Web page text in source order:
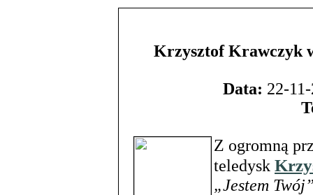
Krzysztof Krawczyk
Data: 22-
Z ogromną
teledysk
„Jestem